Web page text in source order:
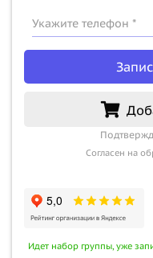
Укажите телефон *
Согласен на
Идет набор группы, уже